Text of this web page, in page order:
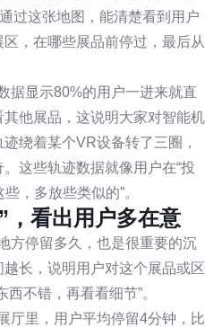
过这张地图，能清楚看到用户
，在哪些展品前停过，最后从
据显示80%的用户一进来就直
他展品，这说明大家对智能机
绕着某个VR设备转了三圈，
这些轨迹数据就像用户在“投
，多放些类似的”。
，看出用户多在意
方停留多久，也是很重要的沉
长，说明用户对这个展品或区
不错，再看看细节”。
厅里，用户平均停留4分钟，比